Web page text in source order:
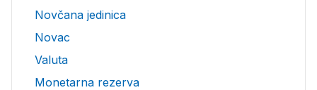
Novčana jedinica
Novac
Valuta
Monetarna rezerva